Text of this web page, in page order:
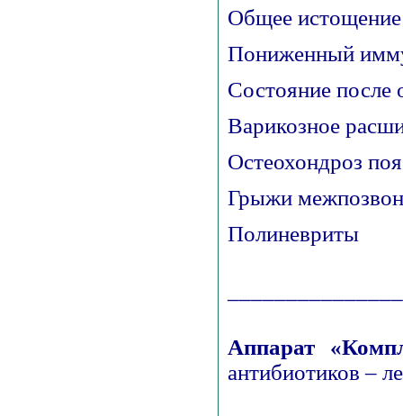
Общее истощение
Пониженный
Состояние после
Варикозное
Остеохондроз
Грыжи
Полиневриты
Аппарат
антибиотиков –